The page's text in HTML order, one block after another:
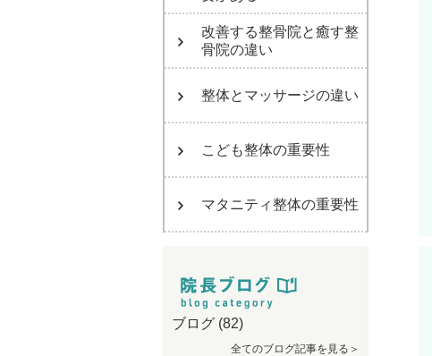
改善する整骨院と癒す整
骨院の違い
整体とマッサージの違い
こども整体の重要性
マタニティ整体の重要性
ブログ (82)
全てのブログ記事を見る＞